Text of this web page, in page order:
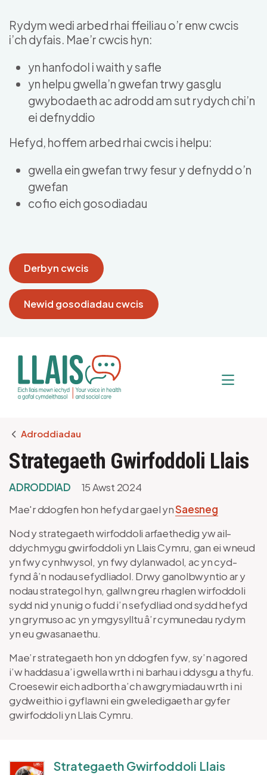
Rydym wedi arbed rhai ffeiliau o’r enw cwcis
i’ch dyfais. Mae’r cwcis hyn:
yn hanfodol i waith y safle
yn helpu gwella’n gwefan trwy gasglu
gwybodaeth ac adrodd am sut rydych chi’n
ei defnyddio
Hefyd, hoffem arbed rhai cwcis i helpu:
gwella ein gwefan trwy fesur y defnydd o’n
gwefan
cofio eich gosodiadau
Derbyn cwcis
Newid gosodiadau cwcis
Breadcrumb
Adroddiadau
Strategaeth Gwirfoddoli Llais
ADRODDIAD
15 Awst 2024
Mae'r ddogfen hon hefyd ar gael ynSaesneg
Nod y strategaeth wirfoddoli arfaethedig yw ail-
ddychmygu gwirfoddoli yn Llais Cymru, gan ei wneud
yn fwy cynhwysol, yn fwy dylanwadol, ac yn cyd-
fynd â’n nodau sefydliadol. Drwy ganolbwyntio ar y
nodau strategol hyn, gallwn greu rhaglen wirfoddoli
sydd nid yn unig o fudd i’n sefydliad ond sydd hefyd
yn grymuso ac yn ymgysylltu â’r cymunedau rydym
yn eu gwasanaethu.
Mae’r strategaeth hon yn ddogfen fyw, sy’n agored
i’w haddasu a’i gwella wrth i ni barhau i ddysgu a thyfu.
Croesewir eich adborth a’ch awgrymiadau wrth i ni
gydweithio i gyflawni ein gweledigaeth ar gyfer
gwirfoddoli yn Llais Cymru.
Strategaeth Gwirfoddoli Llais